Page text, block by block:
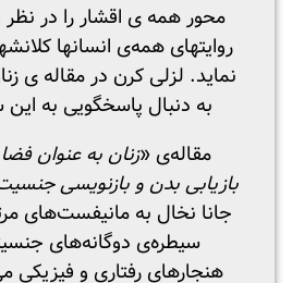
محور همه ­ی اقشار را در نظر
روایت­های همه‌ی انسان­ها
نماید. لزلی کرن در مقاله­ ی
به دنبال پاسخگویی به
مقاله‌ی «زنان به عنوان
بازیابی بدن‌ و بازنویسی
جانا نخال به مانیفست‌های
سیطره‌ی دوگانه‌های
هنجارهای رفتاری و فیزیکی